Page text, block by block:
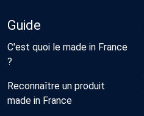
Guide
C'est quoi le made in France
?
Reconnaître un produit
made in France